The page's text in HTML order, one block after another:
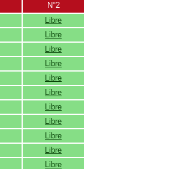
N°2
Libre
Libre
Libre
Libre
Libre
Libre
Libre
Libre
Libre
Libre
Libre